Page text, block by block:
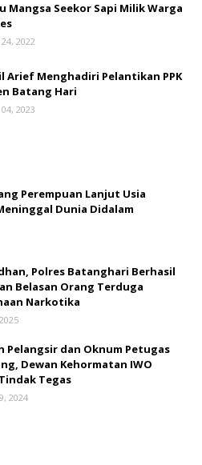
Mangsa Seekor Sapi Milik Warga
2022
Arief Menghadiri Pelantikan PPK
Batang Hari
2023
Perempuan Lanjut Usia
Dunia Didalam
Polres Batanghari Berhasil
Belasan Orang Terduga
Narkotika
Pelangsir dan Oknum Petugas
Dewan Kehormatan IWO
Tegas
2024